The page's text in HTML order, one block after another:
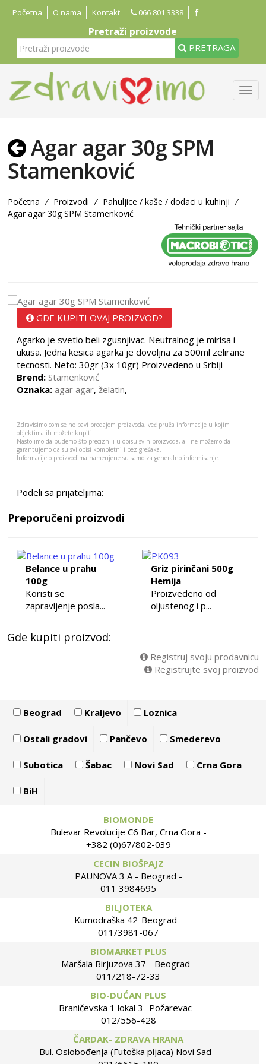
Početna O nama Kontakt 066 801 3338
Pretraži proizvode
PRETRAGA
Agar agar 30g SPM
Stamenković
Početna / Proizvodi / Pahuljice / kaše / dodaci u kuhinji /
Agar agar 30g SPM Stamenković
GDE KUPITI OVAJ PROIZVOD?
Agarko je svetlo beli zgusnjivac. Neutralnog je mirisa i
ukusa. Jedna kesica agarka je dovoljna za 500ml zelirane
tecnosti. Neto: 30gr (3x 10gr) Proizvedeno u Srbiji
Brend: Stamenković
Oznaka: agar agar,želatin,
Zdravisimo.com se ne bavi prodajom proizvoda, već pruža informacije u kojim
objektima ih možete kupiti.
Nastojimo da budemo što precizniji u opisu svih proizvoda, ali ne možemo da
garantujemo da su svi opisi kompletni i bez grešaka.
Informacije o proizvodima namenjene su samo za generalno informisanje.
Podeli sa prijateljima:
Preporučeni proizvodi
Belance u prahu
100g
Koristi se
zapravljenje posla...
Griz pirinčani 500g
Hemija
Proizvedeno od
oljustenog i p...
Gde kupiti proizvod:
Registruj svoju prodavnicu
Registrujte svoj proizvod
Beograd Kraljevo Loznica
Ostali gradovi Pančevo Smederevo
Subotica Šabac Novi Sad Crna Gora
BiH
BIOMONDE
Bulevar Revolucije C6 Bar, Crna Gora -
+382 (0)67/802-039
CECIN BIOŠPAJZ
PAUNOVA 3 A - Beograd -
011 3984695
BILJOTEKA
Kumodraška 42-Beograd -
011/3981-067
BIOMARKET PLUS
Maršala Birjuzova 37 - Beograd -
011/218-72-33
BIO-DUĆAN PLUS
Braničevska 1 lokal 3 -Požarevac -
012/556-428
ČARDAK- ZDRAVA HRANA
Bul. Oslobođenja (Futoška pijaca) Novi Sad -